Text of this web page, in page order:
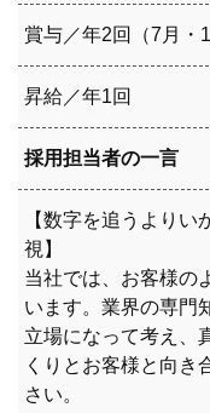
賞与／年2回（7月・
昇給／年1回
採用担当者の一言
【数字を追うより
視】
当社では、お客様の
います。業界の専門
立場になって考え、
くりとお客様と向き
さい。